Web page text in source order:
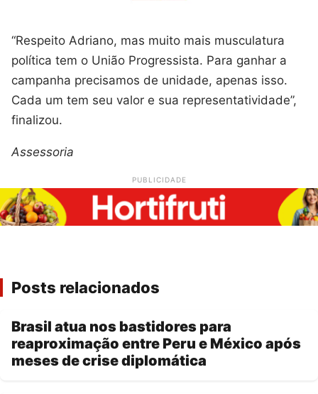
“Respeito Adriano, mas muito mais musculatura
política tem o União Progressista. Para ganhar a
campanha precisamos de unidade, apenas isso.
Cada um tem seu valor e sua representatividade”,
finalizou.
Assessoria
PUBLICIDADE
Posts relacionados
Brasil atua nos bastidores para
reaproximação entre Peru e México após
meses de crise diplomática